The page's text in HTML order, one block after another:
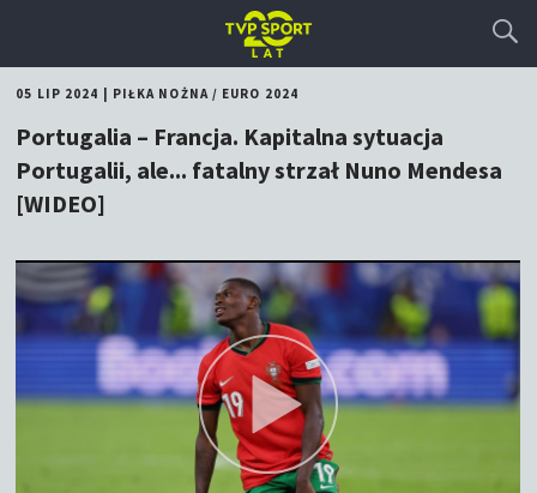
05 LIP 2024 PIŁKA NOŻNA/ EURO 2024
Portugalia – Francja. Kapitalna sytuacja
Portugalii, ale... fatalny strzał Nuno Mendesa
[WIDEO]